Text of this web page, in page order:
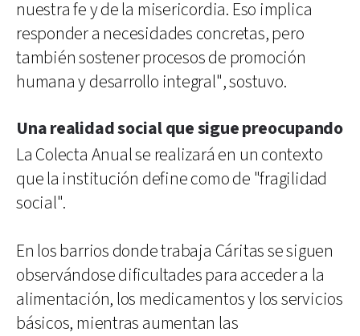
nuestra fe y de la misericordia. Eso implica
responder a necesidades concretas, pero
también sostener procesos de promoción
humana y desarrollo integral", sostuvo.
Una realidad social que sigue preocupando
La Colecta Anual se realizará en un contexto
que la institución define como de "fragilidad
social".
En los barrios donde trabaja Cáritas se siguen
observándose dificultades para acceder a la
alimentación, los medicamentos y los servicios
básicos, mientras aumentan las